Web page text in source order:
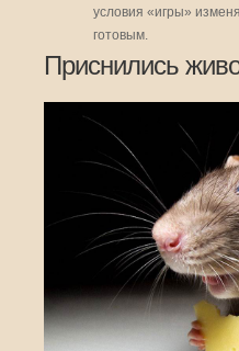
условия «игры»
готовым.
Приснились